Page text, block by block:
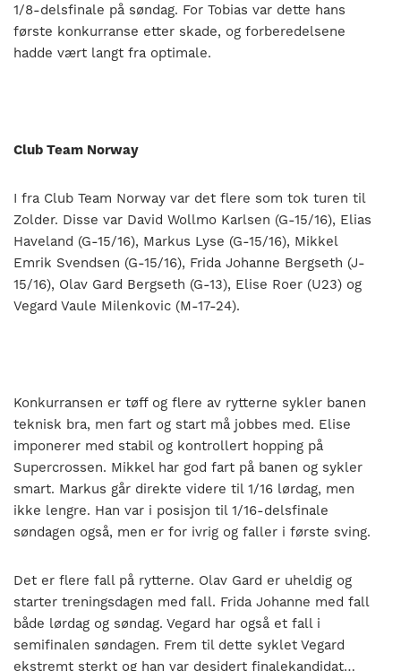
1/8-delsfinale på søndag. For Tobias var dette hans
første konkurranse etter skade, og forberedelsene
hadde vært langt fra optimale.
Club Team Norway
I fra Club Team Norway var det flere som tok turen til
Zolder. Disse var David Wollmo Karlsen (G-15/16), Elias
Haveland (G-15/16), Markus Lyse (G-15/16), Mikkel
Emrik Svendsen (G-15/16), Frida Johanne Bergseth (J-
15/16), Olav Gard Bergseth (G-13), Elise Roer (U23) og
Vegard Vaule Milenkovic (M-17-24).
Konkurransen er tøff og flere av rytterne sykler banen
teknisk bra, men fart og start må jobbes med. Elise
imponerer med stabil og kontrollert hopping på
Supercrossen. Mikkel har god fart på banen og sykler
smart. Markus går direkte videre til 1/16 lørdag, men
ikke lengre. Han var i posisjon til 1/16-delsfinale
søndagen også, men er for ivrig og faller i første sving.
Det er flere fall på rytterne. Olav Gard er uheldig og
starter treningsdagen med fall. Frida Johanne med fall
både lørdag og søndag. Vegard har også et fall i
semifinalen søndagen. Frem til dette syklet Vegard
ekstremt sterkt og han var desidert finalekandidat…